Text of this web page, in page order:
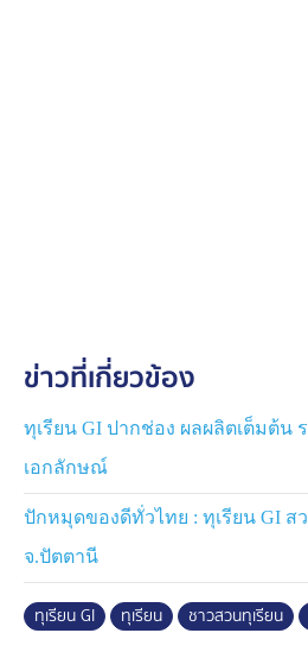
ข่าวที่เกี่ยวข้อง
ทุเรียน GI ปากช่อง ผลผลิตเต็มต้น
เอกลักษณ์
ปักหมุดของดีทั่วไทย : ทุเรียน GI
จ.ปัตตานี
ทุเรียน GI ทุเรียน ชาวสวนทุเรียน